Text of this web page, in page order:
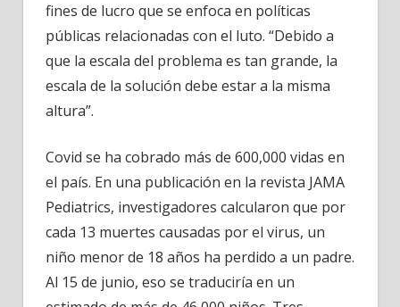
fines de lucro que se enfoca en políticas
públicas relacionadas con el luto. “Debido a
que la escala del problema es tan grande, la
escala de la solución debe estar a la misma
altura”.
Covid se ha cobrado más de 600,000 vidas en
el país. En una publicación en la revista JAMA
Pediatrics, investigadores calcularon que por
cada 13 muertes causadas por el virus, un
niño menor de 18 años ha perdido a un padre.
Al 15 de junio, eso se traduciría en un